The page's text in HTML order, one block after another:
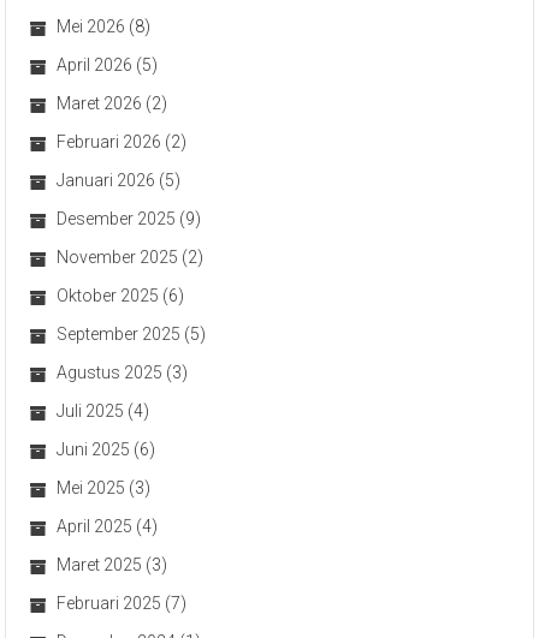
Mei 2026 (8)
April 2026 (5)
Maret 2026 (2)
Februari 2026 (2)
Januari 2026 (5)
Desember 2025 (9)
November 2025 (2)
Oktober 2025 (6)
September 2025 (5)
Agustus 2025 (3)
Juli 2025 (4)
Juni 2025 (6)
Mei 2025 (3)
April 2025 (4)
Maret 2025 (3)
Februari 2025 (7)